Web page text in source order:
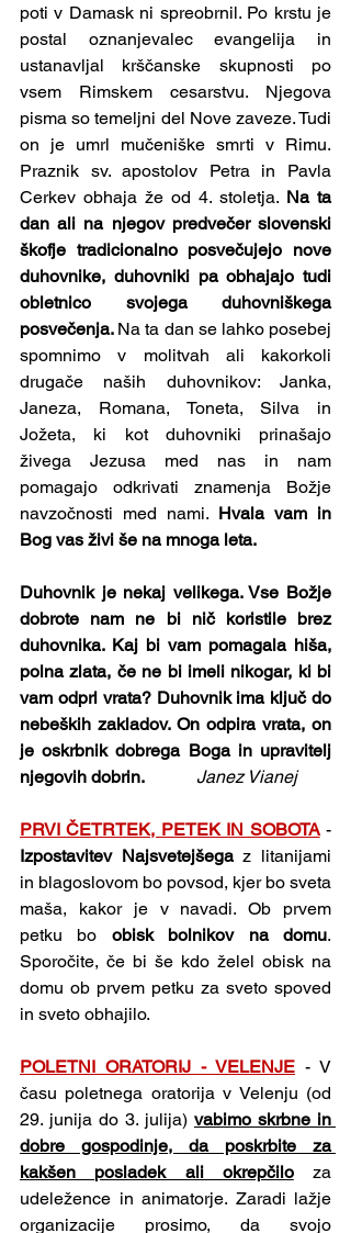
poti v Damask ni spreobrnil. Po krstu je
postal oznanjevalec evangelija in
ustanavljal krščanske skupnosti po
vsem Rimskem cesarstvu. Njegova
pisma so temeljni del Nove zaveze. Tudi
on je umrl mučeniške smrti v Rimu.
Praznik sv. apostolov Petra in Pavla
Cerkev obhaja že od 4. stoletja. Na ta
dan ali na njegov predvečer slovenski
škofje tradicionalno posvečujejo nove
duhovnike, duhovniki pa obhajajo tudi
obletnico svojega duhovniškega
posvečenja. Na ta dan se lahko posebej
spomnimo v molitvah ali kakorkoli
drugače naših duhovnikov: Janka,
Janeza, Romana, Toneta, Silva in
Jožeta,
ki kot duhovniki prinašajo
živega Jezusa med nas in nam
pomagajo odkrivati znamenja Božje
navzočnosti med nami. Hvala vam in
Bog vas živi še na mnoga leta.
Duhovnik je nekaj velikega. Vse Božje
dobrote nam ne bi nič koristile brez
duhovnika. Kaj bi vam pomagala hiša,
polna zlata, če ne bi imeli nikogar, ki bi
vam odprl vrata? Duhovnik ima ključ do
nebeških zakladov. On odpira vrata, on
je oskrbnik dobrega Boga in upravitelj
njegovih dobrin.
Janez Vianej
PRVI ČETRTEK, PETEK IN SOBOTA
Izpostavitev Najsvetejšega z litanijami
in blagoslovom bo povsod, kjer bo sveta
maša, kakor je v navadi. Ob prvem
petku bo obisk bolnikov na domu.
Sporočite, če bi še kdo želel obisk na
domu ob prvem petku za sveto spoved
in sveto obhajilo.
POLETNI ORATORIJ - VELENJE - V
času poletnega oratorija v Velenju (od
29. junija do 3. julija) vabimo skrbne in
dobre gospodinje, da poskrbite za
kakšen posladek ali okrepčilo za
udeležence in animatorje. Zaradi lažje
organizacije prosimo, da svojo